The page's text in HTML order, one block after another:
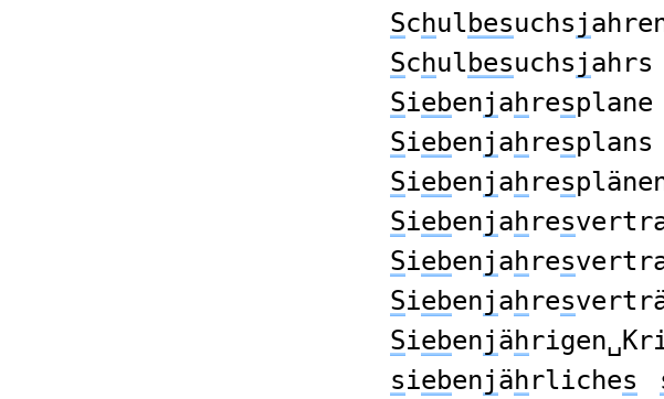
Schulbesuchsj
Schulbesuchsjahrs
Siebenjahresplane
Siebenjahresplans
Siebenjahres
Siebenjahres
Siebenjahres
Siebenjahres
Siebenjäh
siebenjährliches